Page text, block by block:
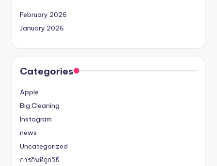
February 2026
January 2026
Categories
Apple
Big Cleaning
Instagram
news
Uncategorized
การกินที่ถูกวิธี